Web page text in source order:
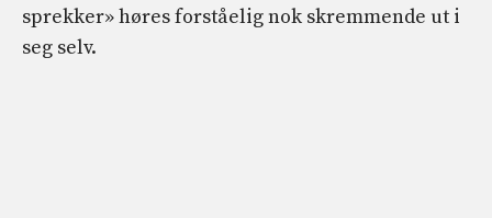
sprekker» høres forståelig nok skremmende ut i
seg selv.